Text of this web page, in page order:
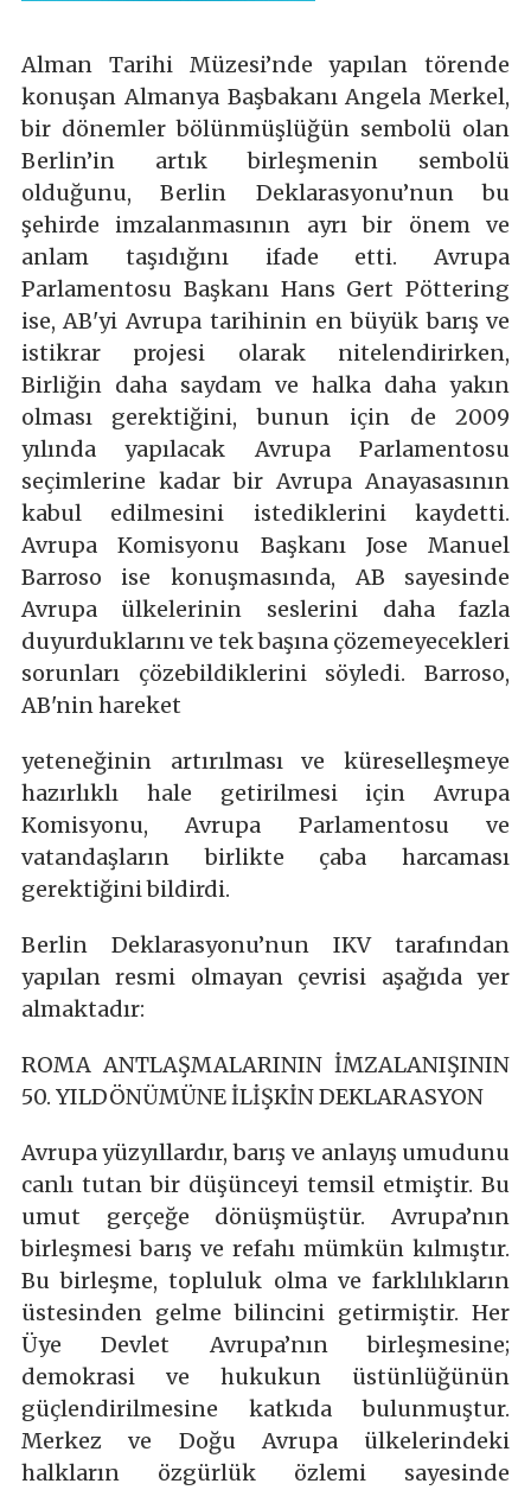
Alman Tarihi Müzesi’nde yapılan törende
konuşan Almanya Başbakanı Angela Merkel,
bir dönemler bölünmüşlüğün sembolü olan
Berlin’in artık birleşmenin sembolü
olduğunu, Berlin Deklarasyonu’nun bu
şehirde imzalanmasının ayrı bir önem ve
anlam taşıdığını ifade etti. Avrupa
Parlamentosu Başkanı Hans Gert Pöttering
ise, AB'yi Avrupa tarihinin en büyük barış ve
istikrar projesi olarak nitelendirirken,
Birliğin daha saydam ve halka daha yakın
olması gerektiğini, bunun için de 2009
yılında yapılacak Avrupa Parlamentosu
seçimlerine kadar bir Avrupa Anayasasının
kabul edilmesini istediklerini kaydetti.
Avrupa Komisyonu Başkanı Jose Manuel
Barroso ise konuşmasında, AB sayesinde
Avrupa ülkelerinin seslerini daha fazla
duyurduklarını ve tek başına çözemeyecekleri
sorunları çözebildiklerini söyledi. Barroso,
AB'nin hareket
yeteneğinin artırılması ve küreselleşmeye
hazırlıklı hale getirilmesi için Avrupa
Komisyonu, Avrupa Parlamentosu ve
vatandaşların birlikte çaba harcaması
gerektiğini bildirdi.
Berlin Deklarasyonu’nun IKV tarafından
yapılan resmi olmayan çevrisi aşağıda yer
almaktadır:
ROMA ANTLAŞMALARININ İMZALANIŞININ
50. YILDÖNÜMÜNE İLİŞKİN DEKLARASYON
Avrupa yüzyıllardır, barış ve anlayış umudunu
canlı tutan bir düşünceyi temsil etmiştir. Bu
umut gerçeğe dönüşmüştür. Avrupa’nın
birleşmesi barış ve refahı mümkün kılmıştır.
Bu birleşme, topluluk olma ve farklılıkların
üstesinden gelme bilincini getirmiştir. Her
Üye Devlet Avrupa’nın birleşmesine;
demokrasi ve hukukun üstünlüğünün
güçlendirilmesine katkıda bulunmuştur.
Merkez ve Doğu Avrupa ülkelerindeki
halkların özgürlük özlemi sayesinde